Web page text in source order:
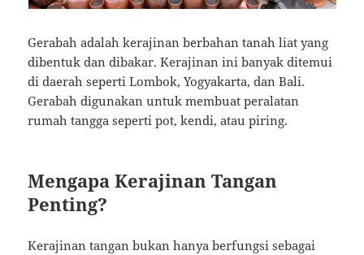
Gerabah adalah kerajinan berbahan tanah liat yang
dibentuk dan dibakar. Kerajinan ini banyak ditemui
di daerah seperti Lombok, Yogyakarta, dan Bali.
Gerabah digunakan untuk membuat peralatan
rumah tangga seperti pot, kendi, atau piring.
Mengapa Kerajinan Tangan
Penting?
Kerajinan tangan bukan hanya berfungsi sebagai